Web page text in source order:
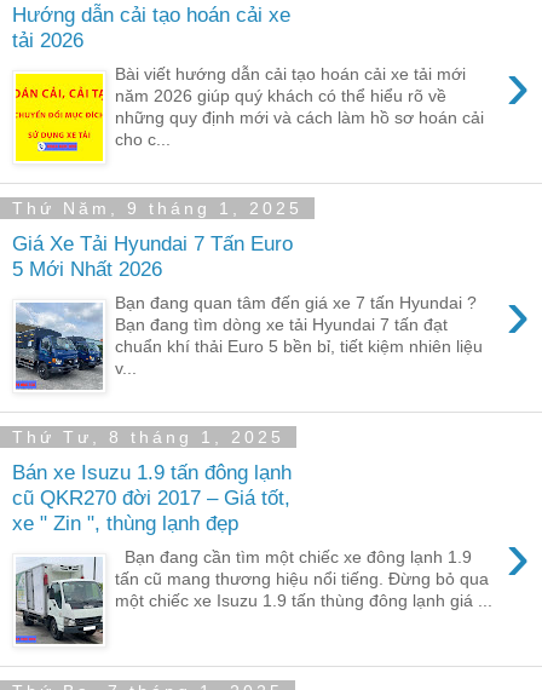
Hướng dẫn cải tạo hoán cải xe
tải 2026
›
Bài viết hướng dẫn cải tạo hoán cải xe tải mới
năm 2026 giúp quý khách có thể hiểu rõ về
những quy định mới và cách làm hồ sơ hoán cải
cho c...
Thứ Năm, 9 tháng 1, 2025
Giá Xe Tải Hyundai 7 Tấn Euro
5 Mới Nhất 2026
›
Bạn đang quan tâm đến giá xe 7 tấn Hyundai ?
Bạn đang tìm dòng xe tải Hyundai 7 tấn đạt
chuẩn khí thải Euro 5 bền bỉ, tiết kiệm nhiên liệu
v...
Thứ Tư, 8 tháng 1, 2025
Bán xe Isuzu 1.9 tấn đông lạnh
cũ QKR270 đời 2017 – Giá tốt,
xe " Zin ", thùng lạnh đẹp
›
Bạn đang cần tìm một chiếc xe đông lạnh 1.9
tấn cũ mang thương hiệu nổi tiếng. Đừng bỏ qua
một chiếc xe Isuzu 1.9 tấn thùng đông lạnh giá ...